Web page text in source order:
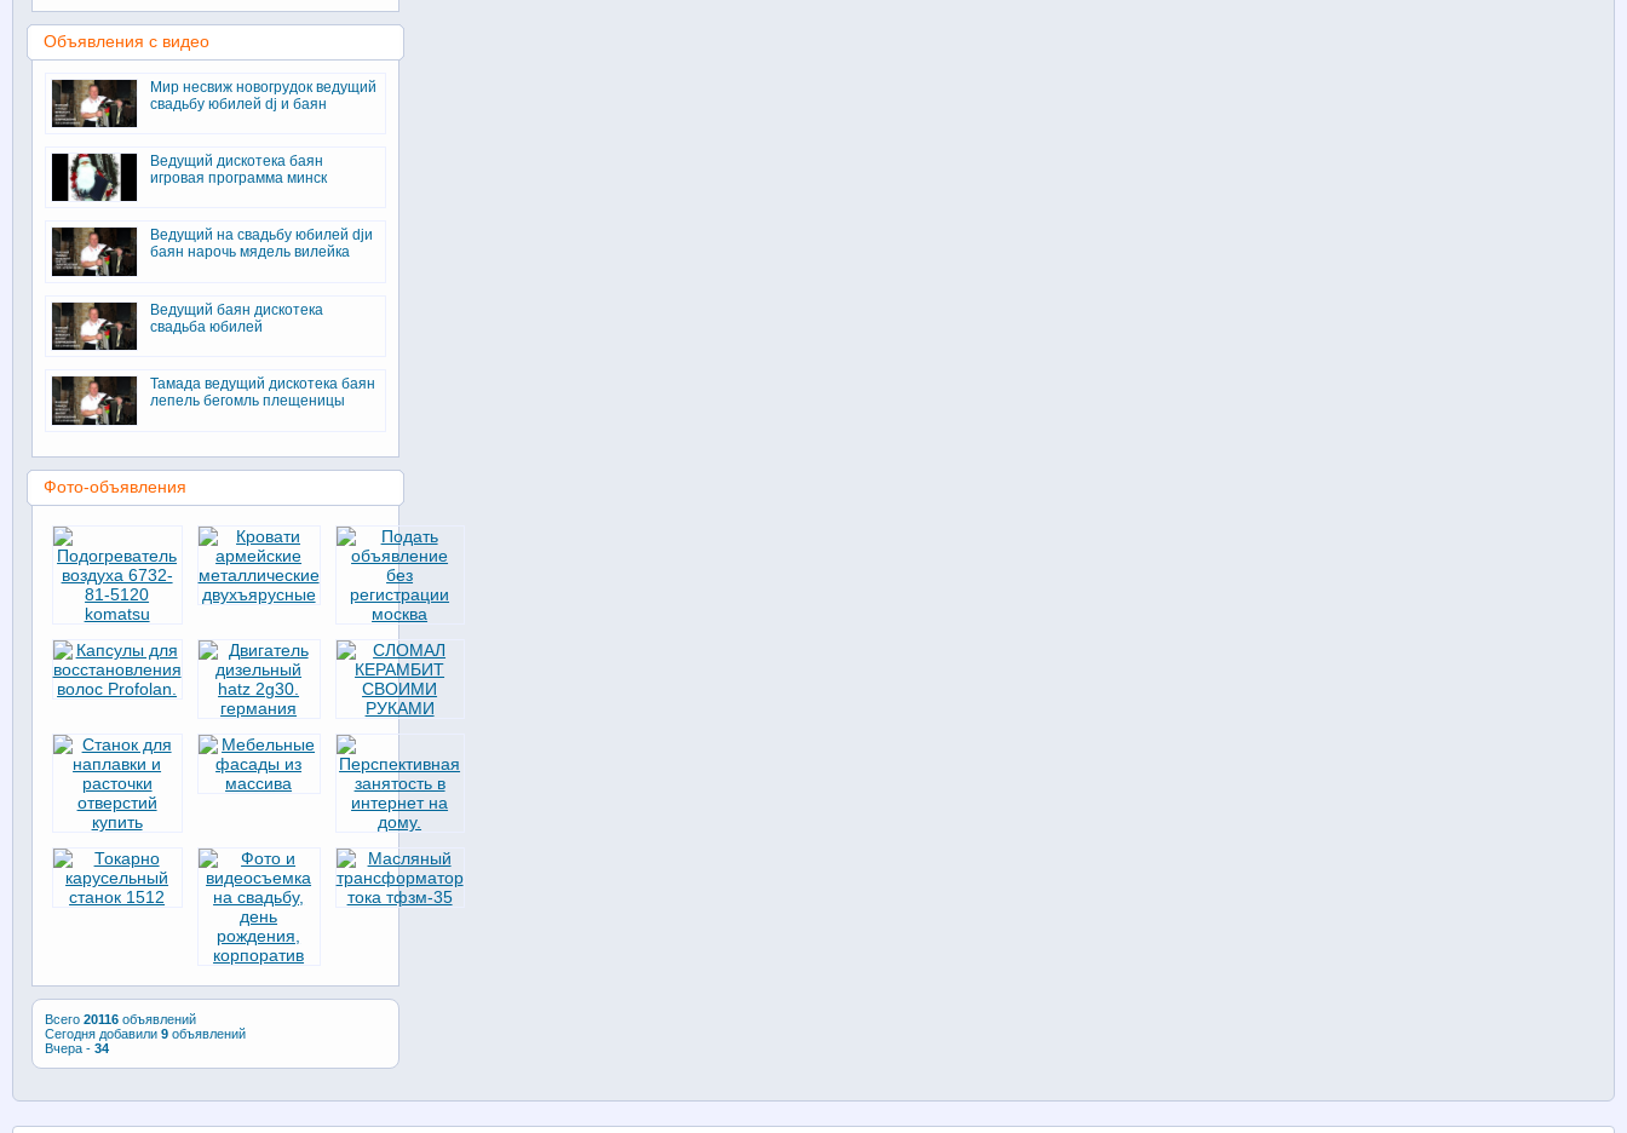
Объявления с видео
Мир несвиж новогрудок ведущий
свадьбу юбилей dj и баян
Ведущий дискотека баян
игровая программа минск
Ведущий на свадьбу юбилей djи
баян нарочь мядель вилейка
Ведущий баян дискотека
свадьба юбилей
Тамада ведущий дискотека баян
лепель бегомль плещеницы
Фото-объявления
Всего 20116объявлений
Сегодня добавили 9объявлений
Вчера - 34